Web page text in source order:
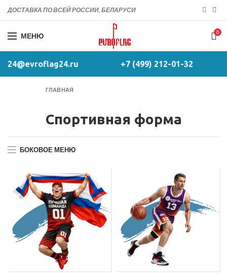
ДОСТАВКА ПО ВСЕЙ РОССИИ, БЕЛАРУСИ
МЕНЮ 0
24@evroflag24.ru +7 (499) 212-01-32
ГЛАВНАЯ
Спортивная форма
БОКОВОЕ МЕНЮ